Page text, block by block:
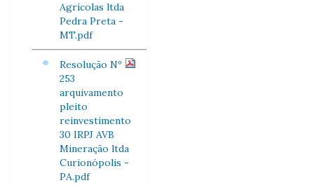
Agrícolas ltda
Pedra Preta -
MT.pdf
Resolução Nº
253
arquivamento
pleito
reinvestimento
30 IRPJ AVB
Mineração ltda
Curionópolis -
PA.pdf